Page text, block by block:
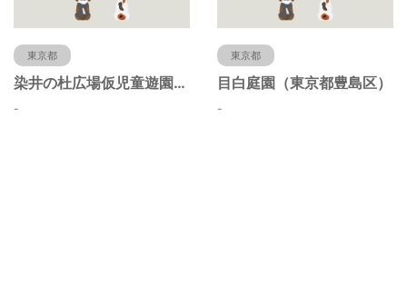
東京都
染井の杜広場仮児童遊園（東京都豊島区）
-
東京都
目白庭園（東京都豊島区）
-